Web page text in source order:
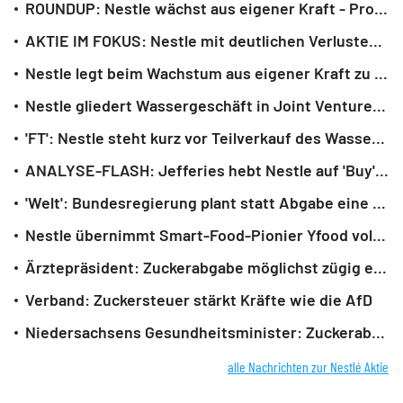
ROUNDUP: Nestle wächst aus eigener Kraft - Profitabilität unter Druck
AKTIE IM FOKUS: Nestle mit deutlichen Verlusten nach Zahlen
Nestle legt beim Wachstum aus eigener Kraft zu - Profitabilität unter Druck
Nestle gliedert Wassergeschäft in Joint Venture aus
'FT': Nestle steht kurz vor Teilverkauf des Wassergeschäfts
ANALYSE-FLASH: Jefferies hebt Nestle auf 'Buy' - Ziel erhöht auf 99 Franken
'Welt': Bundesregierung plant statt Abgabe eine Zuckersteuer
Nestle übernimmt Smart-Food-Pionier Yfood vollständig
Ärztepräsident: Zuckerabgabe möglichst zügig einführen
Verband: Zuckersteuer stärkt Kräfte wie die AfD
Niedersachsens Gesundheitsminister: Zuckerabgabe ist überfällig
alle Nachrichten zur Nestlé Aktie